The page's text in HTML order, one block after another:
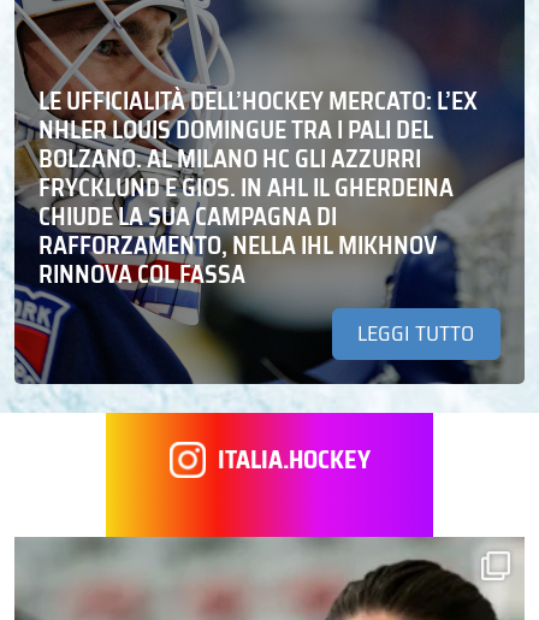
LE UFFICIALITÀ DELL’HOCKEY MERCATO: L’EX
NHLER LOUIS DOMINGUE TRA I PALI DEL
BOLZANO. AL MILANO HC GLI AZZURRI
FRYCKLUND E GIOS. IN AHL IL GHERDEINA
CHIUDE LA SUA CAMPAGNA DI
RAFFORZAMENTO, NELLA IHL MIKHNOV
RINNOVA COL FASSA
LEGGI TUTTO
ITALIA.HOCKEY